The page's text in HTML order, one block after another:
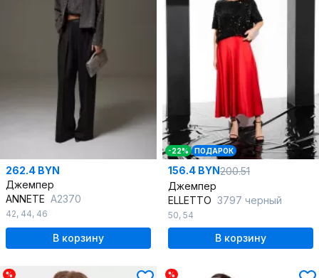
262.4 BYN
Джемпер
ANNETE A2370
42, 44, 46
В корзину
-22% ПОДАРОК
156.4 BYN200.51
Джемпер
ELLETTO 3797 черный
50, 54
В корзину
% %